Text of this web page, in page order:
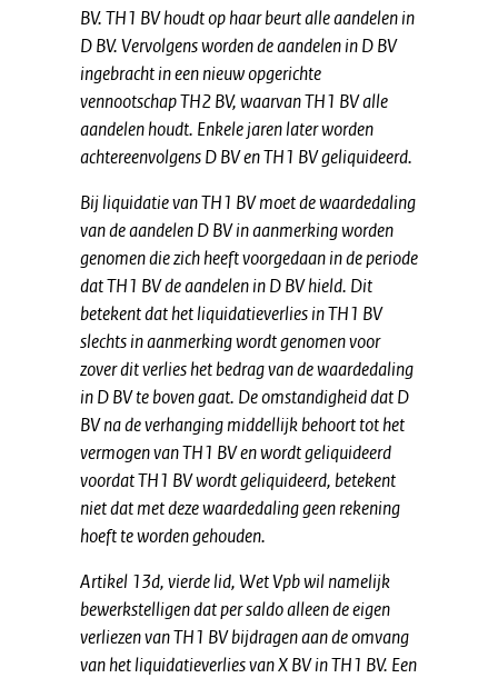
BV. TH1 BV houdt op haar beurt alle aandelen in
D BV. Vervolgens worden de aandelen in D BV
ingebracht in een nieuw opgerichte
vennootschap TH2 BV, waarvan TH1 BV alle
aandelen houdt. Enkele jaren later worden
achtereenvolgens D BV en TH1 BV geliquideerd.
Bij liquidatie van TH1 BV moet de waardedaling
van de aandelen D BV in aanmerking worden
genomen die zich heeft voorgedaan in de periode
dat TH1 BV de aandelen in D BV hield. Dit
betekent dat het liquidatieverlies in TH1 BV
slechts in aanmerking wordt genomen voor
zover dit verlies het bedrag van de waardedaling
in D BV te boven gaat. De omstandigheid dat D
BV na de verhanging middellijk behoort tot het
vermogen van TH1 BV en wordt geliquideerd
voordat TH1 BV wordt geliquideerd, betekent
niet dat met deze waardedaling geen rekening
hoeft te worden gehouden.
Artikel 13d, vierde lid, Wet Vpb wil namelijk
bewerkstelligen dat per saldo alleen de eigen
verliezen van TH1 BV bijdragen aan de omvang
van het liquidatieverlies van X BV in TH1 BV. Een